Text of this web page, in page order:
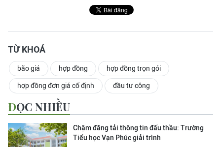
TỪ KHOÁ
bão giá hợp đồng hợp đồng trọn gói
hợp đồng đơn giá cố định đầu tư công
ĐỌC NHIỀU
Chậm đăng tải thông tin đấu thầu: Trường
Tiểu học Vạn Phúc giải trình